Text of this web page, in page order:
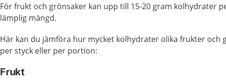
För frukt och grönsaker kan upp till 15-20 gram kolhydrater
lämplig mängd.
Här kan du jämföra hur mycket kolhydrater olika frukter och
per styck eller per portion:
Frukt